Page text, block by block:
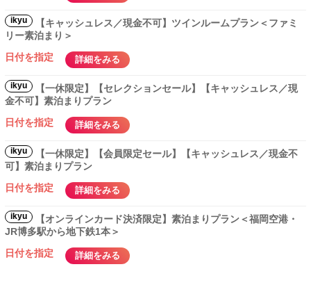
ikyu
【キャッシュレス／現金不可】ツインルームプラン＜ファミ
リー素泊まり＞
日付を指定
詳細をみる
ikyu
【一休限定】【セレクションセール】【キャッシュレス／現
金不可】素泊まりプラン
日付を指定
詳細をみる
ikyu
【一休限定】【会員限定セール】【キャッシュレス／現金不
可】素泊まりプラン
日付を指定
詳細をみる
ikyu
【オンラインカード決済限定】素泊まりプラン＜福岡空港・
JR博多駅から地下鉄1本＞
日付を指定
詳細をみる